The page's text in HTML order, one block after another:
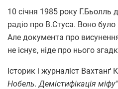
10 січня 1985 року Г.Бьолль
радіо про В.Стуса. Воно було
Але документа про
не існує, ніде про нього
Історик і журналіст Вахтанґ
Нобель. Демістифікація міфу"